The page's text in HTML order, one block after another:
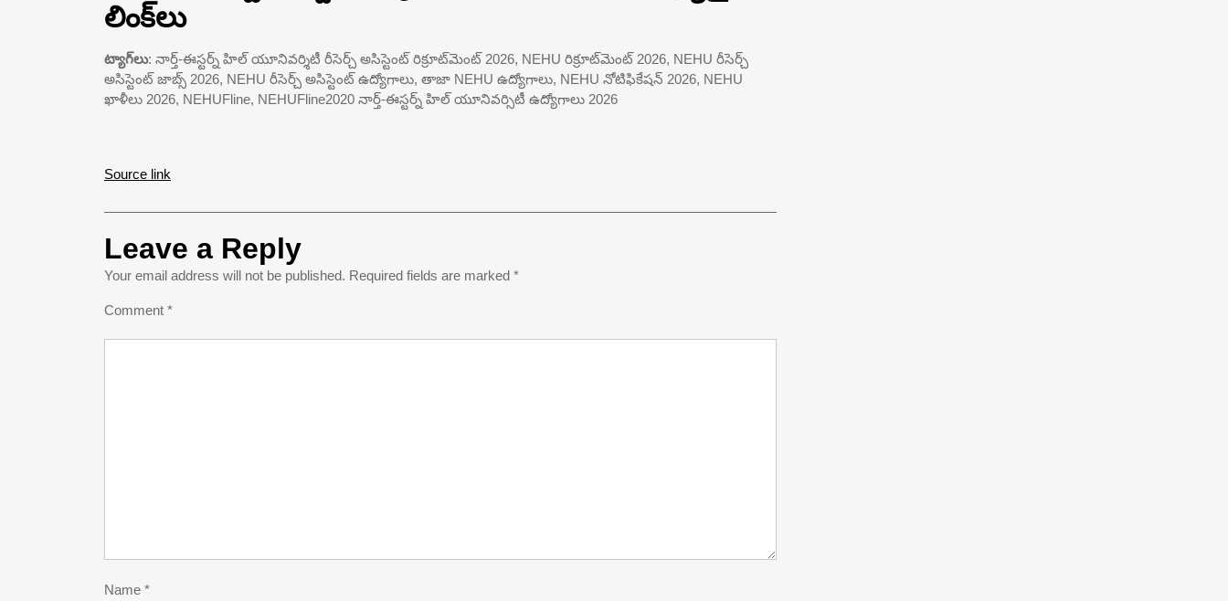
లింక్‌లు
ట్యాగ్‌లు: నార్త్-ఈస్టర్న్ హిల్ యూనివర్శిటీ రీసెర్చ్ అసిస్టెంట్ రిక్రూట్‌మెంట్ 2026, NEHU రిక్రూట్‌మెంట్ 2026, NEHU రీసెర్చ్
అసిస్టెంట్ జాబ్స్ 2026, NEHU రీసెర్చ్ అసిస్టెంట్ ఉద్యోగాలు, తాజా NEHU ఉద్యోగాలు, NEHU నోటిఫికేషన్ 2026, NEHU
ఖాళీలు 2026, NEHUFline, NEHUFline2020 నార్త్-ఈస్టర్న్ హిల్ యూనివర్సిటీ ఉద్యోగాలు 2026
Source link
Leave a Reply
Your email address will not be published. Required fields are marked *
Comment *
Name *